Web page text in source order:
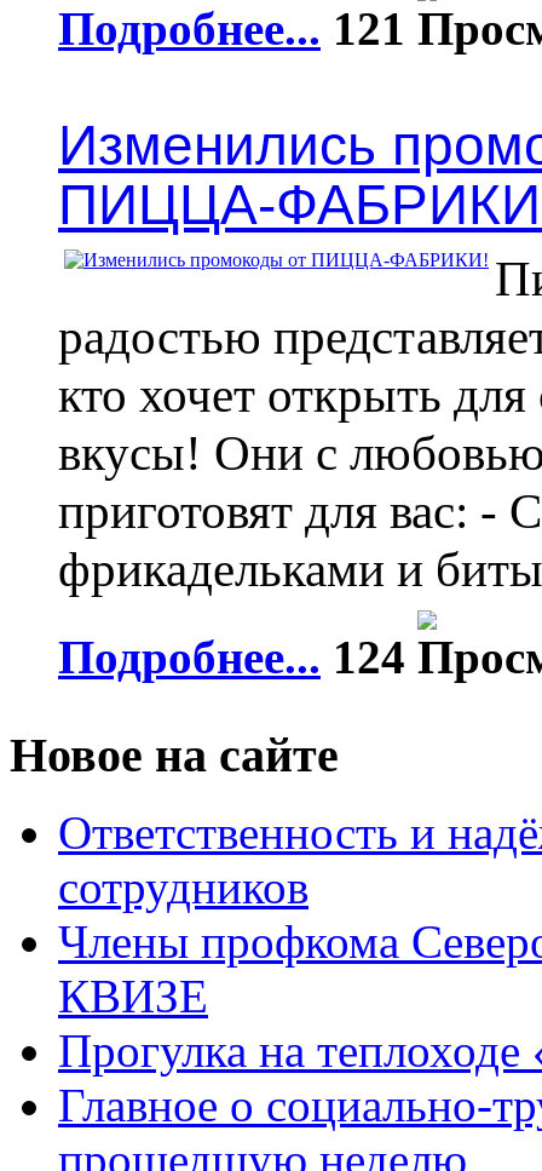
Подробнее... 121
Изменились
ПИЦЦА-
радостью
кто хочет открыть
вкусы! Они с любовью
приготовят для вас: -
фрикадельками и
Подробнее... 124
Новое на сайте
Ответственность и
сотрудников
Члены профкома
КВИЗЕ
Прогулка на
Главное о социально-
прошедшую неделю